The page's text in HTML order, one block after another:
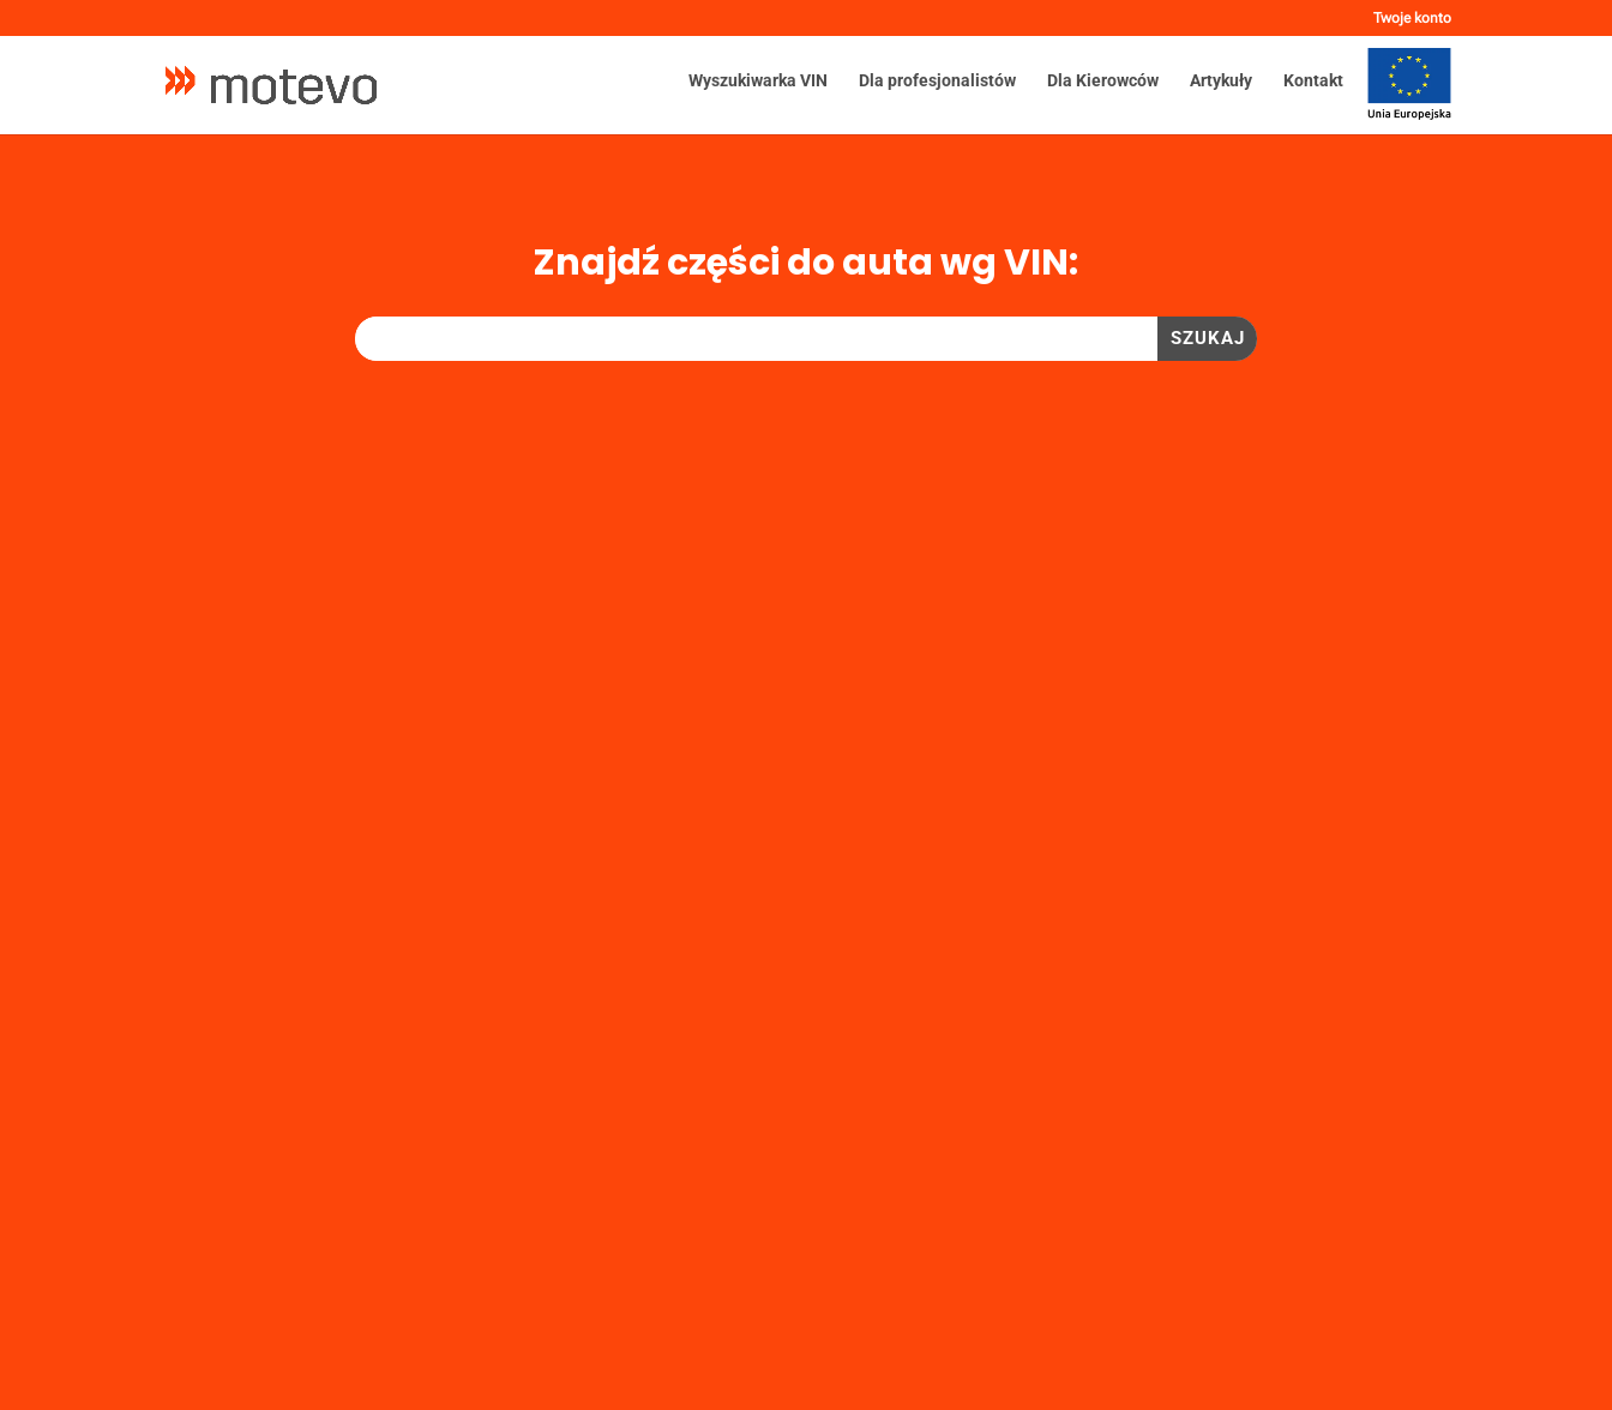
Twoje konto
Wyszukiwarka VIN Dla profesjonalistów Dla Kierowców Artykuły Kontakt
Znajdź części do auta wg VIN: